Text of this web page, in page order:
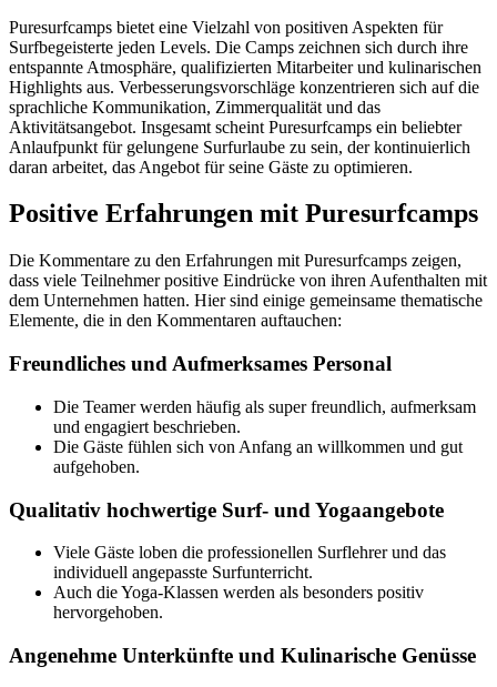
Puresurfcamps bietet eine Vielzahl von positiven Aspekten für
Surfbegeisterte jeden Levels. Die Camps zeichnen sich durch ihre
entspannte Atmosphäre, qualifizierten Mitarbeiter und kulinarischen
Highlights aus. Verbesserungsvorschläge konzentrieren sich auf die
sprachliche Kommunikation, Zimmerqualität und das
Aktivitätsangebot. Insgesamt scheint Puresurfcamps ein beliebter
Anlaufpunkt für gelungene Surfurlaube zu sein, der kontinuierlich
daran arbeitet, das Angebot für seine Gäste zu optimieren.
Positive Erfahrungen mit Puresurfcamps
Die Kommentare zu den Erfahrungen mit Puresurfcamps zeigen,
dass viele Teilnehmer positive Eindrücke von ihren Aufenthalten mit
dem Unternehmen hatten. Hier sind einige gemeinsame thematische
Elemente, die in den Kommentaren auftauchen:
Freundliches und Aufmerksames Personal
Die Teamer werden häufig als super freundlich, aufmerksam
und engagiert beschrieben.
Die Gäste fühlen sich von Anfang an willkommen und gut
aufgehoben.
Qualitativ hochwertige Surf- und Yogaangebote
Viele Gäste loben die professionellen Surflehrer und das
individuell angepasste Surfunterricht.
Auch die Yoga-Klassen werden als besonders positiv
hervorgehoben.
Angenehme Unterkünfte und Kulinarische Genüsse